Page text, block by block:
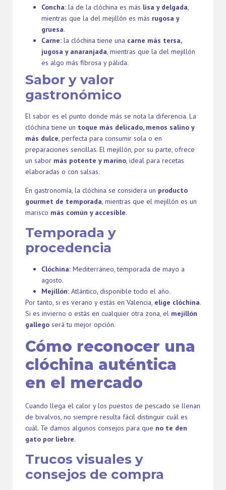
Concha: la de la clóchina es más lisa y delgada,
mientras que la del mejillón es más rugosa y
gruesa.
Carne: la clóchina tiene una carne más tersa,
jugosa y anaranjada, mientras que la del mejillón
es algo más fibrosa y pálida.
Sabor y valor
gastronómico
El sabor es el punto donde más se nota la diferencia. La
clóchina tiene un toque más delicado, menos salino y
más dulce, perfecta para consumir sola o en
preparaciones sencillas. El mejillón, por su parte, ofrece
un sabor más potente y marino, ideal para recetas
elaboradas o con salsas.
En gastronomía, la clóchina se considera un producto
gourmet de temporada, mientras que el mejillón es un
marisco más común y accesible.
Temporada y
procedencia
Clóchina: Mediterráneo, temporada de mayo a
agosto.
Mejillón: Atlántico, disponible todo el año.
Por tanto, si es verano y estás en Valencia, elige clóchina.
Si es invierno o estás en cualquier otra zona, el mejillón
gallego será tu mejor opción.
Cómo reconocer una
clóchina auténtica
en el mercado
Cuando llega el calor y los puestos de pescado se llenan
de bivalvos, no siempre resulta fácil distinguir cuál es
cuál. Te damos algunos consejos para que no te den
gato por liebre.
Trucos visuales y
consejos de compra